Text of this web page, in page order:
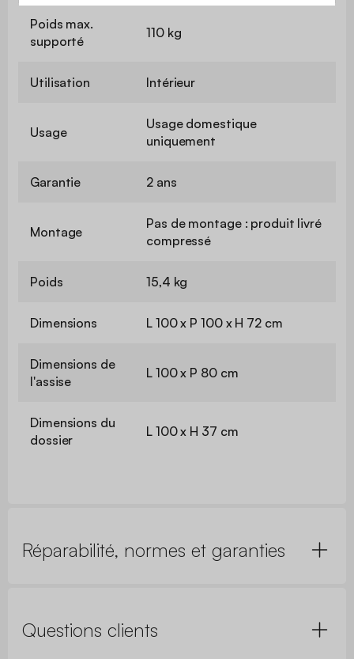
Poids max.
supporté
110 kg
Utilisation Intérieur
Usage
Usage domestique
uniquement
Garantie 2 ans
Montage
Pas de montage : produit livré
compressé
Poids 15,4 kg
Dimensions L 100 x P 100 x H 72 cm
Dimensions de
l'assise
L 100 x P 80 cm
Dimensions du
dossier
L 100 x H 37 cm
Réparabilité, normes et garanties
Questions clients